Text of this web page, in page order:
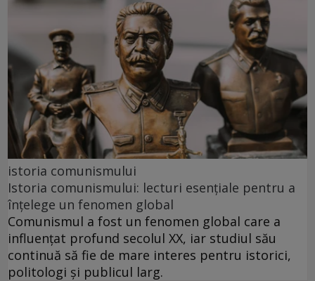
istoria comunismului
Istoria comunismului: lecturi esențiale pentru a
înțelege un fenomen global
Comunismul a fost un fenomen global care a
influențat profund secolul XX, iar studiul său
continuă să fie de mare interes pentru istorici,
politologi și publicul larg.